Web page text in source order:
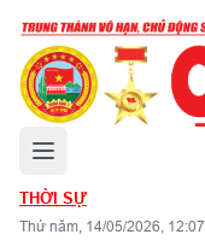
Mở menu chính
THỜI SỰ
Thứ năm, 14/05/2026,